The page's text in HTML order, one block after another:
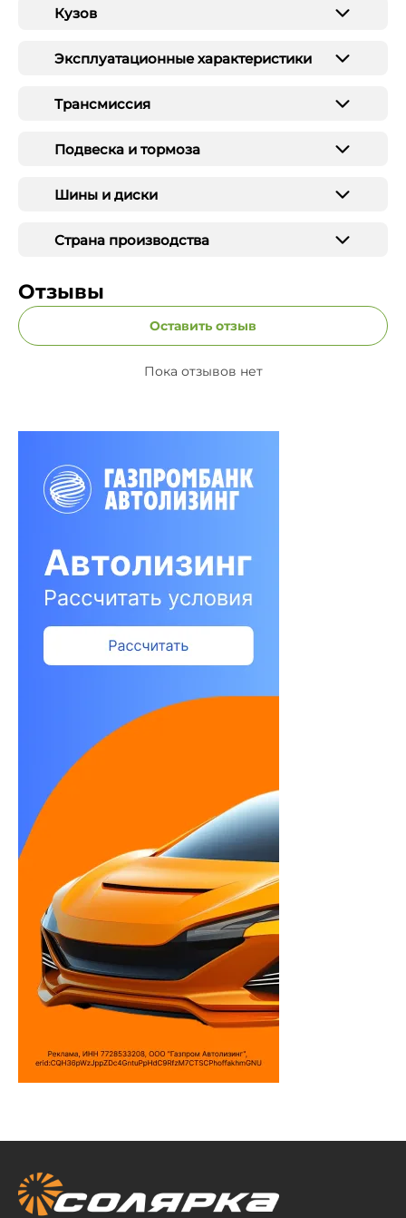
Кузов
Эксплуатационные характеристики
Трансмиссия
Подвеска и тормоза
Шины и диски
Страна производства
Отзывы
Оставить отзыв
Пока отзывов нет